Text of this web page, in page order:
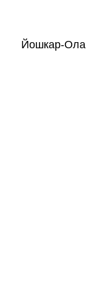
Йошкар-Ола